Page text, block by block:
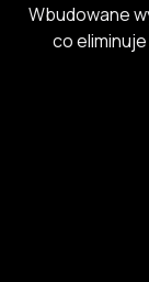
Wbudowane
co